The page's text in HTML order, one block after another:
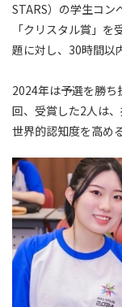
STARS）の学生コン
「クリスタル賞」
題に対し、30時間以
2024年は予選を勝
回、受賞した2人は
世界的認知度を高め